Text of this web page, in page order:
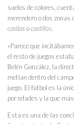
suelos de colores,
merendero o dos zonas
casitasocastillos.
«Parece que
el resto de juegos
Belén González, la
metían dentro del
juego. El fútbol es la
por edades y la que
Esta es una de las